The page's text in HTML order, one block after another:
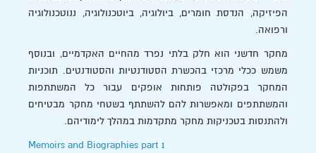
הפיזיקה, הנדסת חומרים, ביולוגיה, ביוטכנולוגיה, ננוטכנולוגיה
ורפואה.
מחקר חדשני הוא חלק בלתי נפרד מהחיים האקדמיים, ובנוסף
משמש ככלי מרכזי בהכשרת הסטודנטיות והסטודנטים. תוכניות
המחקר בפקולטה פותחות אופקים עבור כל המשתתפות
והמשתתפים ומאפשרות להם להשתתף בשטחי מחקר מבטיחים
ולהתנסות בטכניקות מחקר מתקדמות במהלך לימודיהם.
Memoirs and Biographies part 1